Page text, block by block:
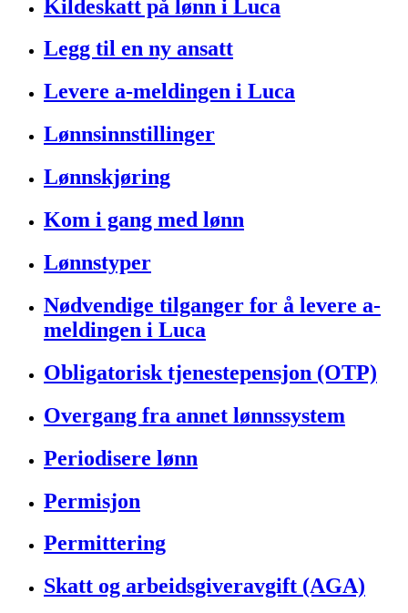
Kildeskatt på lønn i Luca
Legg til en ny ansatt
Levere a-meldingen i Luca
Lønnsinnstillinger
Lønnskjøring
Kom i gang med lønn
Lønnstyper
Nødvendige tilganger for å levere a-
meldingen i Luca
Obligatorisk tjenestepensjon (OTP)
Overgang fra annet lønnssystem
Periodisere lønn
Permisjon
Permittering
Skatt og arbeidsgiveravgift (AGA)